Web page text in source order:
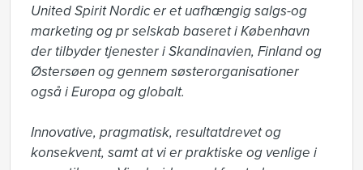
United Spirit Nordic er et uafhængig salgs-og
marketing og pr selskab baseret i København
der tilbyder tjenester i Skandinavien, Finland og
Østersøen og gennem søsterorganisationer
også i Europa og globalt.
Innovative, pragmatisk, resultatdrevet og
konsekvent, samt at vi er praktiske og venlige i